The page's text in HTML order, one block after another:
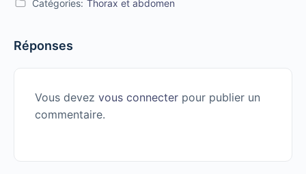
Catégories: Thorax et abdomen
Réponses
Vous devez vous connecter pour publier un
commentaire.